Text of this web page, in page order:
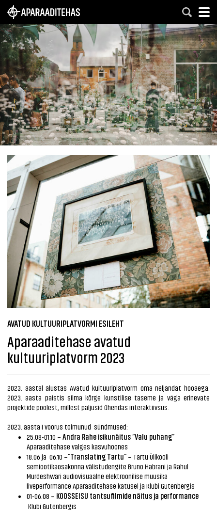
AVATUD KULTUURIPLATVORMI ESILEHT
Aparaaditehase avatud
kultuuriplatvorm 2023
2023. aastal alustas Avatud kultuuriplatvorm oma neljandat hooaega.
2023. aasta paistis silma kõrge kunstilise taseme ja väga erinevate
projektide poolest, millest paljusid ühendas interaktiivsus.
2023. aasta I voorus toimunud sündmused:
25.08-01.10 – Andra Rahe isikunäitus “Valu puhang”
Aparaaditehase valges kasvuhoones
18.06 ja 06.10 –“Translating Tartu” – Tartu Ülikooli
semiootikaosakonna välistudengite Bruno Habrani ja Rahul
Murdeshwari audiovisuaalne elektroonilise muusika
liveperformance Aparaaditehase katusel ja Klubi Gutenbergis
01-06.08 – KOOSSEISU tantsufilmide näitus ja performance
Klubi Gutenbergis